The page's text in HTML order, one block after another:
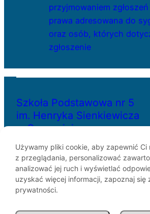
przyjmowaniem
prawa adresowana do
oraz osób, których
zgłoszenie
Szkoła Podstawowa nr 5
im. Henryka Sienkiewicza
w Szczecinie
ul. Bł. Królowej Jadwigi 29
70-262 Szczecin
telefon: 91-433-30-07
e-mail: sp5@miasto.szczecin.pl
Używamy pliki cookie, aby zapewnić Ci
z przeglądania, personalizować
analizować jej ruch i wyświetlać
uzyskać więcej informacji, zapoznaj się
prywatności.